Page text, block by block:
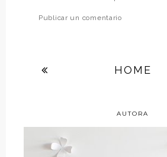
Publicar un comentario
HOME
AUTORA